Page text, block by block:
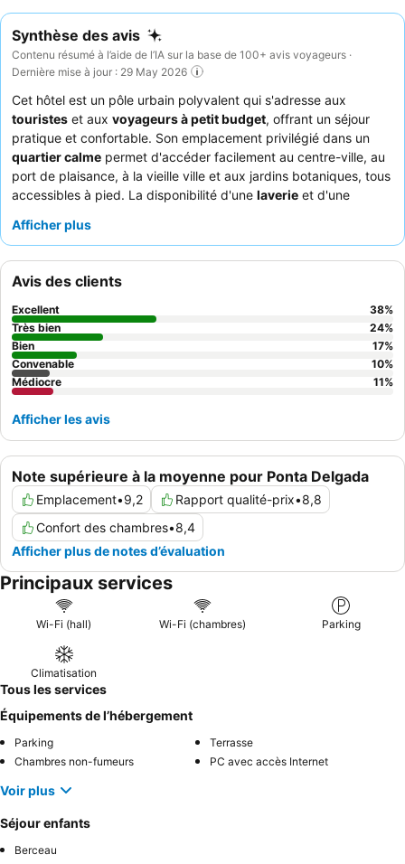
Synthèse des avis
Contenu résumé à l’aide de l’IA sur la base de 100+ avis voyageurs ·
Dernière mise à jour : 29 May 2026
Cet hôtel est un pôle urbain polyvalent qui s'adresse aux
touristes et aux voyageurs à petit budget, offrant un séjour
pratique et confortable. Son emplacement privilégié dans un
quartier calme permet d'accéder facilement au centre-ville, au
port de plaisance, à la vieille ville et aux jardins botaniques, tous
accessibles à pied. La disponibilité d'une laverie et d'une
d'une bouilloire et d'un réfrigérateur) dans les chambres
personnel est constamment félicité pour sa serviabilité et sa
nature arrangeante, garantissant une expérience agréable
malgré des problèmes de communication initiaux occasionnels.
Pour un séjour plus calme, il est conseillé aux clients de choisir
une chambre donnant sur le jardin.
Afficher plus
Note supérieure à la moyenne pour Ponta Delgada
Emplacement•9,2 Rapport qualité-prix•8,8
Confort des chambres•8,4
Afficher plus de notes d’évaluation
Avis des clients
Excellent 38%
Très bien
24%
Bien
17%
Convenable
10%
Médiocre
11%
Afficher les avis
Principaux services
Wi-Fi (hall) Wi-Fi (chambres) Parking
Climatisation
Tous les services
Équipements de l’hébergement
Parking
Terrasse
Chambres non-fumeurs
PC avec accès Internet
Voir plus
Séjour enfants
Berceau